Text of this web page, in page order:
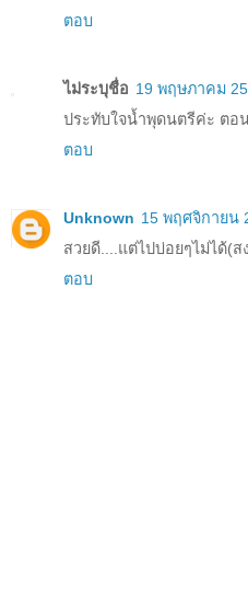
ตอบ
ไม่ระบุชื่อ 19 พฤษภาคม
ประทับใจน้ำพุดนตรีค่ะ ตอ
ตอบ
Unknown 15 พฤศจิกายน
สวยดี....แต่ไปบ่อยๆไม่ได้(ส
ตอบ